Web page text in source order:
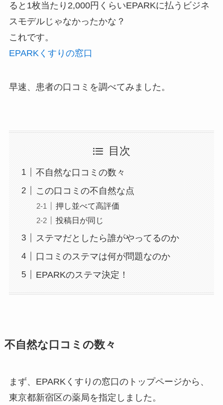
ると1枚当たり2,000円くらいEPARKに払うビジネ
スモデルじゃなかったかな？
これです。
EPARKくすりの窓口
早速、患者の口コミを調べてみました。
目次
不自然な口コミの数々
この口コミの不自然な点
押し並べて高評価
投稿日が同じ
ステマだとしたら誰がやってるのか
口コミのステマは何が問題なのか
EPARKのステマ決定！
不自然な口コミの数々
まず、EPARKくすりの窓口のトップページから、
東京都新宿区の薬局を指定しました。